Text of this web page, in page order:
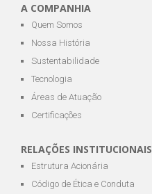
A COMPANHIA
Quem Somos
Nossa História
Sustentabilidade
Tecnologia
Áreas de Atuação
Certificações
RELAÇÕES INSTITUCIONAIS
Estrutura Acionária
Código de Ética e Conduta